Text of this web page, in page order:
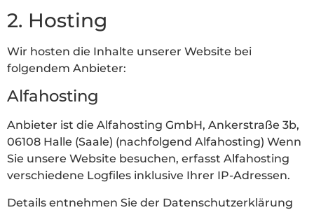
2. Hosting
Wir hosten die Inhalte unserer Website bei
folgendem Anbieter:
Alfahosting
Anbieter ist die Alfahosting GmbH, Ankerstraße 3b,
06108 Halle (Saale) (nachfolgend Alfahosting) Wenn
Sie unsere Website besuchen, erfasst Alfahosting
verschiedene Logfiles inklusive Ihrer IP-Adressen.
Details entnehmen Sie der Datenschutzerklärung